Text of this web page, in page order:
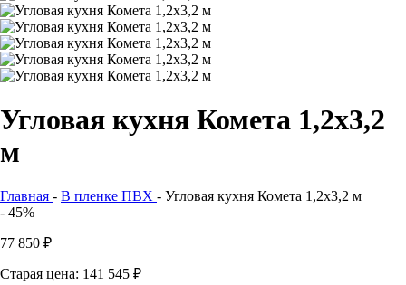
Угловая кухня Комета 1,2х3,2
м
Главная - В пленке ПВХ - Угловая кухня Комета 1,2х3,2 м
- 45%
77 850 ₽
Старая цена: 141 545 ₽